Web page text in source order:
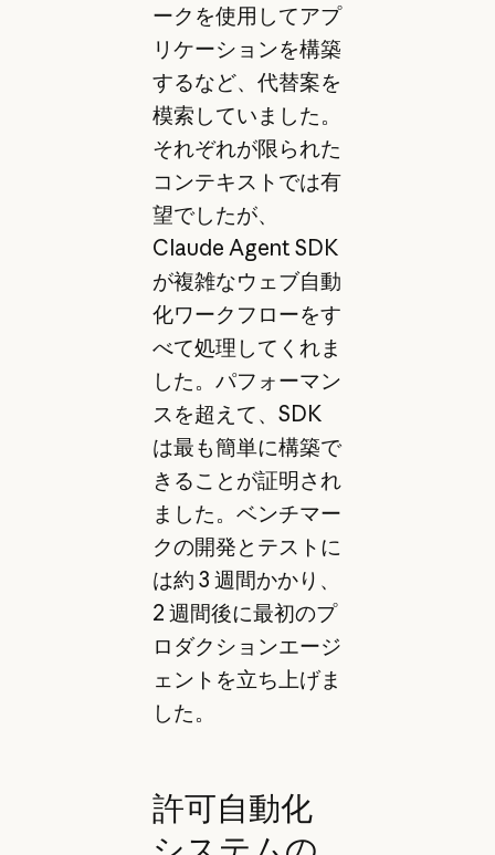
ークを使用してアプ
リケーションを構築
するなど、代替案を
模索していました。
それぞれが限られた
コンテキストでは有
望でしたが、
Claude Agent SDK
が複雑なウェブ自動
化ワークフローをす
べて処理してくれま
した。パフォーマン
スを超えて、SDK
は最も簡単に構築で
きることが証明され
ました。ベンチマー
クの開発とテストに
は約 3 週間かかり、
2 週間後に最初のプ
ロダクションエージ
ェントを立ち上げま
した。
許可自動化